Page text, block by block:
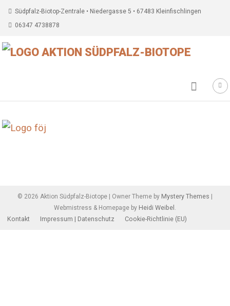
Südpfalz-Biotop-Zentrale • Niedergasse 5 • 67483 Kleinfischlingen
06347 4738878
© 2026 Aktion Südpfalz-Biotope | Owner Theme by Mystery Themes |
Webmistress & Homepage by Heidi Weibel
Kontakt Impressum | Datenschutz Cookie-Richtlinie (EU)